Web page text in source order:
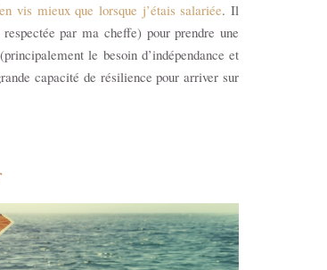
vis mieux que lorsque j’étais salariée. Il
par ma cheffe) pour prendre une
le besoin d’indépendance et
capacité de résilience pour arriver sur